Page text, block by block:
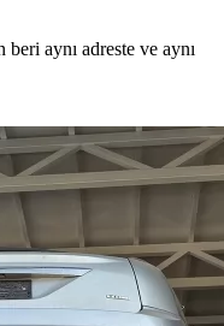
aynı adreste ve aynı